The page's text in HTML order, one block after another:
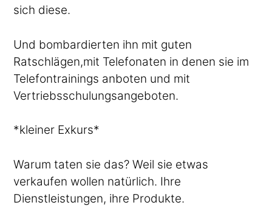
sich diese.
Und bombardierten ihn mit guten
Ratschlägen,mit Telefonaten in denen sie im
Telefontrainings anboten und mit
Vertriebsschulungsangeboten.
*kleiner Exkurs*
Warum taten sie das? Weil sie etwas
verkaufen wollen natürlich. Ihre
Dienstleistungen, ihre Produkte.